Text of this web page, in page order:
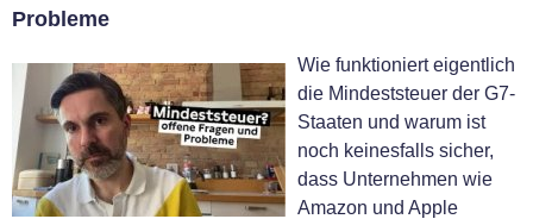
Probleme
Wie funktioniert eigentlich
die Mindeststeuer der G7-
Staaten und warum ist
noch keinesfalls sicher,
dass Unternehmen wie
Amazon und Apple